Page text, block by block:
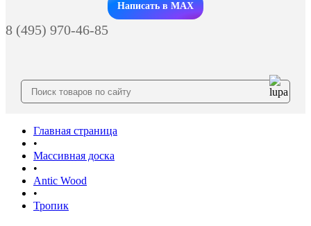
Написать в MAX
8 (495) 970-46-85
Главная страница
•
Массивная доска
•
Antic Wood
•
Тропик